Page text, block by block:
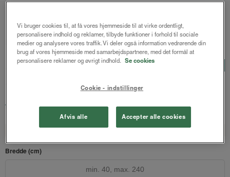
Forside/Rullegardiner/ Sibba duo rullegardin
Sibba duo rullegardin
fra 1405 kr.
Design dit gardin Læs opmålingsvejledningen
Bredde (cm)
Vi bruger cookies til, at få vores hjemmeside til at virke ordentligt,
personalisere indhold og reklamer, tilbyde funktioner i forhold til sociale
medier og analysere vores traffik. Vi deler også information vedrørende din
brug af vores hjemmeside med samarbejdspartnere, med det formål at
personalisere reklamer og øvrigt indhold. Se cookies
Cookie - indstillinger
Afvis alle Accepter alle cookies